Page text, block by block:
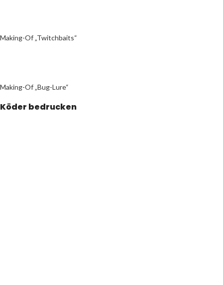
Making-Of „Twitchbaits“
Making-Of „Bug-Lure“
Köder bedrucken